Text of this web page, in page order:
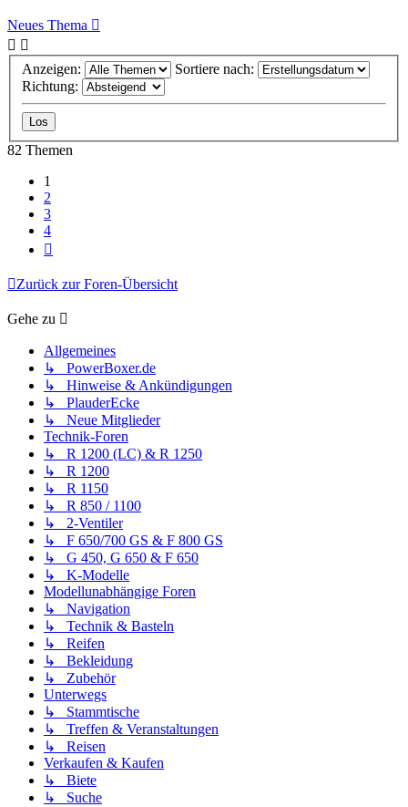
Neues Thema
Anzeigen:
Sortiere nach:
Richtung:
82 Themen
1
2
3
4
Zurück zur Foren-Übersicht
Gehe zu
Allgemeines
↳ PowerBoxer.de
↳ Hinweise & Ankündigungen
↳ PlauderEcke
↳ Neue Mitglieder
Technik-Foren
↳ R 1200 (LC) & R 1250
↳ R 1200
↳ R 1150
↳ R 850 / 1100
↳ 2-Ventiler
↳ F 650/700 GS & F 800 GS
↳ G 450, G 650 & F 650
↳ K-Modelle
Modellunabhängige Foren
↳ Navigation
↳ Technik & Basteln
↳ Reifen
↳ Bekleidung
↳ Zubehör
Unterwegs
↳ Stammtische
↳ Treffen & Veranstaltungen
↳ Reisen
Verkaufen & Kaufen
↳ Biete
↳ Suche